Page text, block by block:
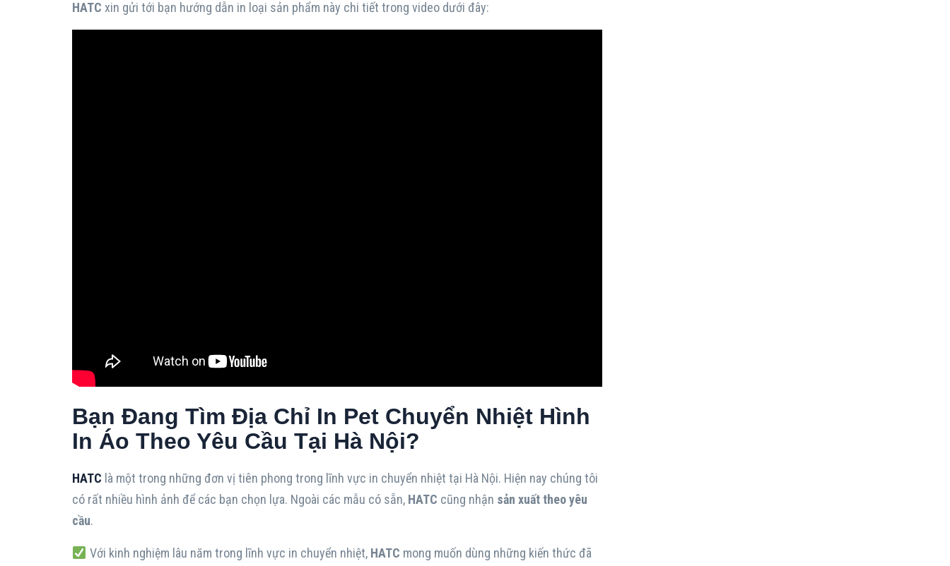
HATC xin gửi tới bạn hướng dẫn in loại sản phẩm này chi tiết trong video dưới đây:
Bạn Đang Tìm Địa Chỉ In Pet Chuyển Nhiệt Hình
In Áo Theo Yêu Cầu Tại Hà Nội?
HATC là một trong những đơn vị tiên phong trong lĩnh vực in chuyển nhiệt tại Hà Nội. Hiện nay chúng tôi
có rất nhiều hình ảnh để các bạn chọn lựa. Ngoài các mẫu có sẵn, HATC cũng nhận sản xuất theo yêu
cầu.
Với kinh nghiệm lâu năm trong lĩnh vực in chuyển nhiệt, HATC mong muốn dùng những kiến thức đã